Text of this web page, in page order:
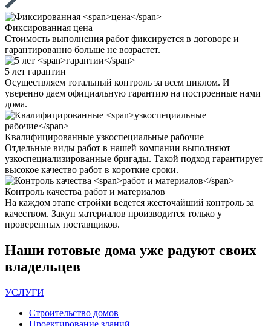
Фиксированная цена
Стоимость выполнения работ фиксируется в договоре и
гарантированно больше не возрастет.
5 лет гарантии
Осуществляем тотальный контроль за всем циклом. И
уверенно даем официальную гарантию на построенные нами
дома.
Квалифицированные узкоспециальные рабочие
Отдельные виды работ в нашей компании выполняют
узкоспециализированные бригады. Такой подход гарантирует
высокое качество работ в короткие сроки.
Контроль качества работ и материалов
На каждом этапе стройки ведется жесточайший контроль за
качеством. Закуп материалов производится только у
проверенных поставщиков.
Наши готовые дома уже радуют своих
владельцев
УСЛУГИ
Строительство домов
Проектирование зданий